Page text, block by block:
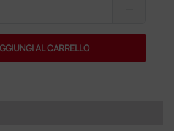
remove
AL CARRELLO